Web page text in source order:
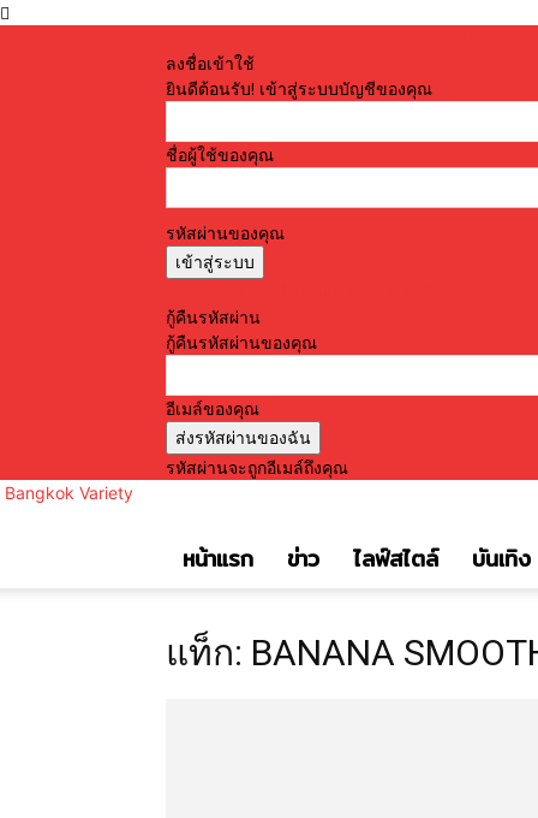
ลงชื่อเข้าใช้
ยินดีต้อนรับ! เข้าสู่ระบบบัญชีของคุณ
ชื่อผู้ใช้ของคุณ
รหัสผ่านของคุณ
กู้คืนรหัสผ่าน
กู้คืนรหัสผ่านของคุณ
อีเมล์ของคุณ
รหัสผ่านจะถูกอีเมล์ถึงคุณ
Bangkok Variety
หน้าแรก ข่าว ไลฟ์สไตล์ บันเทิง
แท็ก: BANANA